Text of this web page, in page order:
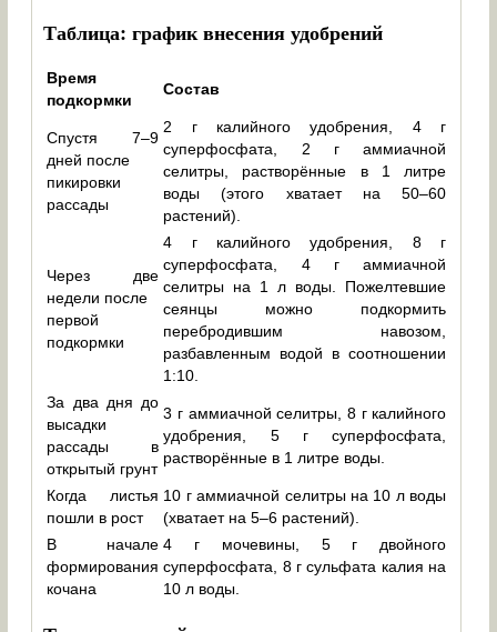
Таблица: график внесения удобрений
Время
подкормки
Состав
Спустя 7–9
дней после
пикировки
рассады
2 г калийного удобрения, 4 г
суперфосфата, 2 г аммиачной
селитры, растворённые в 1 литре
воды (этого хватает на 50–60
растений).
Через две
недели после
первой
подкормки
4 г калийного удобрения, 8 г
суперфосфата, 4 г аммиачной
селитры на 1 л воды. Пожелтевшие
сеянцы можно подкормить
перебродившим навозом,
разбавленным водой в соотношении
1:10.
За два дня до
высадки
рассады в
открытый грунт
3 г аммиачной селитры, 8 г калийного
удобрения, 5 г суперфосфата,
растворённые в 1 литре воды.
Когда листья
пошли в рост
10 г аммиачной селитры на 10 л воды
(хватает на 5–6 растений).
В начале
формирования
кочана
4 г мочевины, 5 г двойного
суперфосфата, 8 г сульфата калия на
10 л воды.